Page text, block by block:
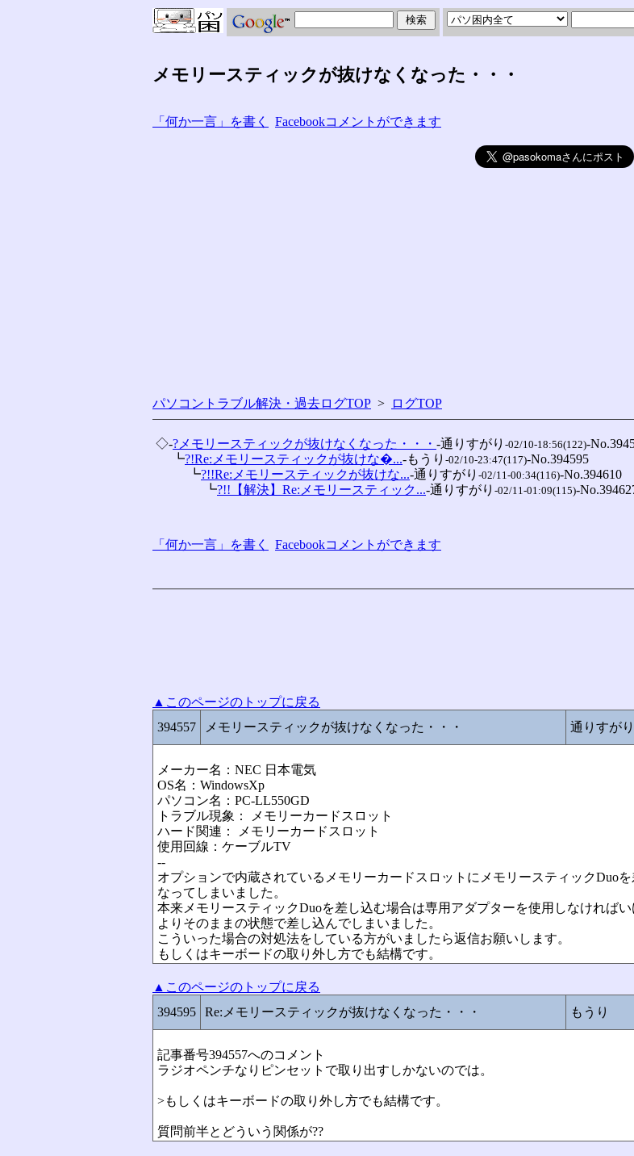
メモリースティックが抜けなくなった・・・
「何か一言」を書く Facebookコメントができます
パソコントラブル解決・過去ログTOP > ログTOP
◇-?メモリースティックが抜けなくなった・・・ -通りすがり -02/10-18:56(122)-
┗?!Re:メモリースティックが抜けな�...-もうり -02/10-23:47(117)-No.394595
┗?!!Re:メモリースティックが抜けな...-通りすがり -02/11-00:34(116)-No.394610
┗?!!【解決】Re:メモリースティック...-通りすがり -02/11-01:09(115)-
「何か一言」を書く Facebookコメントができます
▲このページのトップに戻る
394557
メモリースティックが抜けなくなった・・・ 通りすがり
メーカー名：NEC 日本電気
OS名：WindowsXp
パソコン名：PC-LL550GD
トラブル現象： メモリーカードスロット
ハード関連： メモリーカードスロット
使用回線：ケーブルTV
--
オプションで内蔵されているメモリーカードスロットにメモリースティックDuo
なってしまいました。
本来メモリースティックDuoを差し込む場合は専用アダプターを使用しなければ
よりそのままの状態で差し込んでしまいました。
こういった場合の対処法をしている方がいましたら返信お願いします。
もしくはキーボードの取り外し方でも結構です。
▲このページのトップに戻る
394595
Re:メモリースティックが抜けなくなった・・・ もうり
記事番号394557へのコメント
ラジオペンチなりピンセットで取り出すしかないのでは。
>もしくはキーボードの取り外し方でも結構です。
質問前半とどういう関係が??